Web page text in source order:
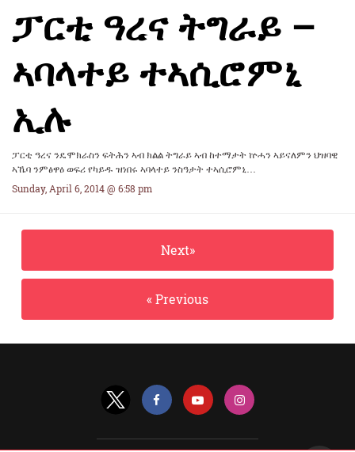
ፓርቲ ዓረና ትግራይ –
ኣባላተይ ተኣሲሮምኒ
ኢሉ
ፓርቲ ዓረና ንዴሞክራስን ፍትሕን ኣብ ክልል ትግራይ ኣብ ከተማታት ኵሓን ኣይናለምን ህዝባዊ
ኣኼባ ንምፅዋዕ ወፍሪ የካይዱ ዝነበሩ ኣባላተይ ንስዓታት ተኣሲሮምኒ…
Sunday, April 6, 2014 @ 6:58 pm
Next»
« Previous